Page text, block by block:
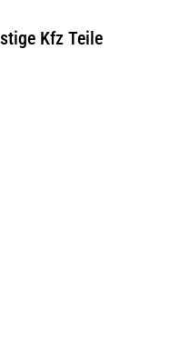
Kfz Teile